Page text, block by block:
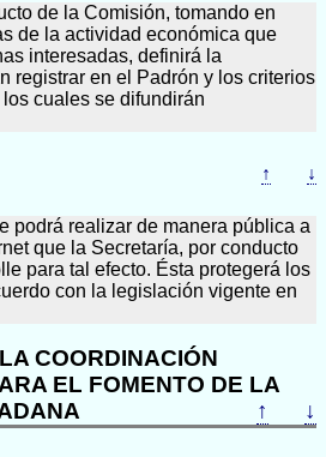
de la Comisión, tomando en
de la actividad económica que
interesadas, definirá la
registrar en el Padrón y los criterios
cuales se difundirán
↑ ↓
podrá realizar de manera pública a
que la Secretaría, por conducto
para tal efecto. Ésta protegerá los
con la legislación vigente en
COORDINACIÓN
EL FOMENTO DE LA
↑ ↓